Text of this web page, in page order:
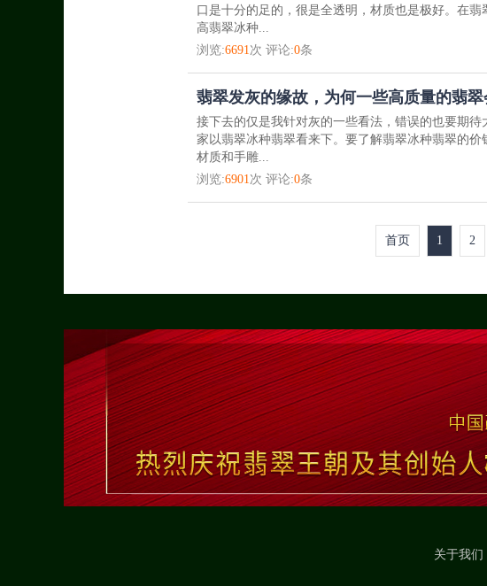
口是十分的足的，很是全透明，材质也是极好。在
高翡翠冰种...
浏览:6691次 评论:0条
翡翠发灰的缘故，为何一些高质量的翡
接下去的仅是我针对灰的一些看法，错误的也要期
家以翡翠冰种翡翠看来下。要了解翡翠冰种翡翠的
材质和手雕...
浏览:6901次 评论:0条
首页 1 2
关于我们